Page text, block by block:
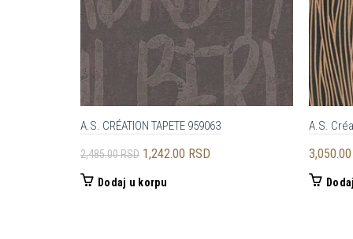
A.S. CRÉATION TAPETE 959063
2,485.00RSD Originalna
1,242.00 RSD
Dodaj u korpu
A.S.